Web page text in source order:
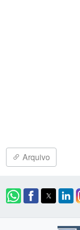
Arquivo